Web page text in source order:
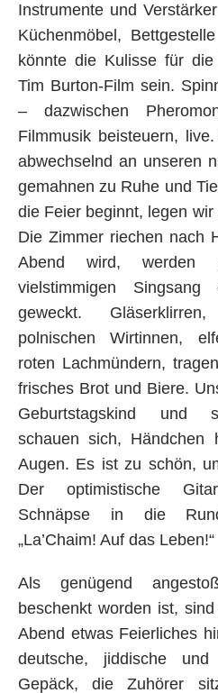
Instrumente und
Küchenmöbel,
könnte die Kulisse für
Tim Burton-Film sein.
– dazwischen
Filmmusik beisteuern,
abwechselnd an unseren
gemahnen zu Ruhe und
die Feier beginnt, legen wir
Die Zimmer riechen nach
Abend wird, werden
vielstimmigen Singsang
geweckt.
polnischen Wirtinnen,
roten Lachmündern,
frisches Brot und Biere.
Geburtstagskind und
schauen sich, Händchen
Augen. Es ist zu schön,
Der optimistische
Schnäpse in die
„La’Chaim! Auf das Leben!“
Als genügend
beschenkt worden ist,
Abend etwas Feierliches
deutsche, jiddische
Gepäck, die Zuhörer